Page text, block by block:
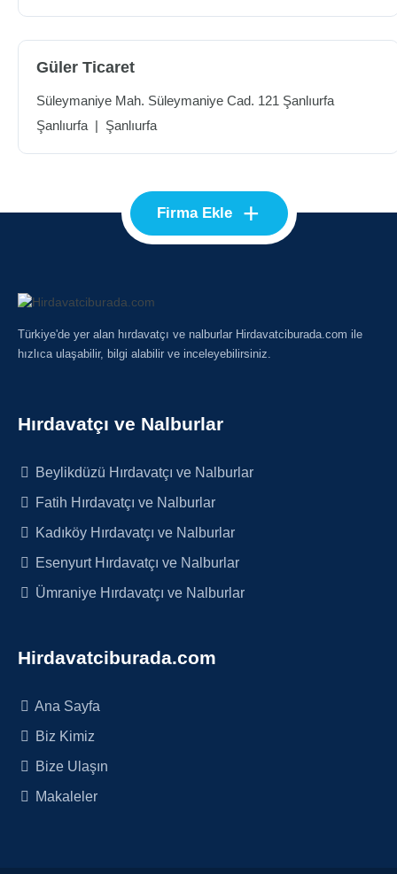
Güler Ticaret
Süleymaniye Mah. Süleymaniye Cad. 121 Şanlıurfa
Şanlıurfa | Şanlıurfa
Firma Ekle +
Türkiye'de yer alan hırdavatçı ve nalburlar Hirdavatciburada.com ile
hızlıca ulaşabilir, bilgi alabilir ve inceleyebilirsiniz.
Hırdavatçı ve Nalburlar
Beylikdüzü Hırdavatçı ve Nalburlar
Fatih Hırdavatçı ve Nalburlar
Kadıköy Hırdavatçı ve Nalburlar
Esenyurt Hırdavatçı ve Nalburlar
Ümraniye Hırdavatçı ve Nalburlar
Hirdavatciburada.com
Ana Sayfa
Biz Kimiz
Bize Ulaşın
Makaleler